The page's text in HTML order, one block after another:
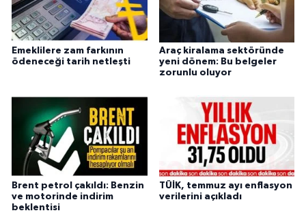
Emeklilere zam farkının
ödeneceği tarih netleşti
Araç kiralama sektöründe
yeni dönem: Bu belgeler
zorunlu oluyor
Brent petrol çakıldı: Benzin
ve motorinde indirim
beklentisi
TÜİK, temmuz ayı enflasyon
verilerini açıkladı